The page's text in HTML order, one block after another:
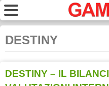
DESTINY
DESTINY – IL